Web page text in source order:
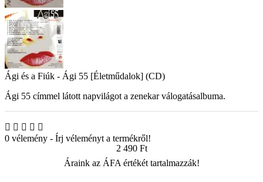
Ági és a Fiúk - Ági 55 [Életműdalok] (CD)
Ági 55 címmel látott napvilágot a zenekar válogatásalbuma.
0 vélemény - Írj véleményt a termékről!
2 490 Ft
Áraink az ÁFA értékét tartalmazzák!